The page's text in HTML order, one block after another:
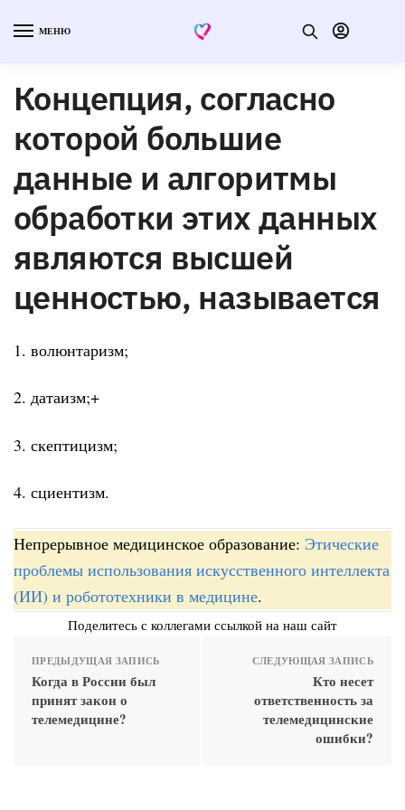
МЕНЮ
Концепция, согласно
которой большие
данные и алгоритмы
обработки этих данных
являются высшей
ценностью, называется
1. волюнтаризм;
2. датаизм;+
3. скептицизм;
4. сциентизм.
Непрерывное медицинское образование: Этические
проблемы использования искусственного интеллекта
(ИИ) и робототехники в медицине.
Поделитесь с коллегами ссылкой на наш сайт
ПРЕДЫДУЩАЯ ЗАПИСЬ
Когда в России был
принят закон о
телемедицине?
СЛЕДУЮЩАЯ ЗАПИСЬ
Кто несет
ответственность за
телемедицинские
ошибки?